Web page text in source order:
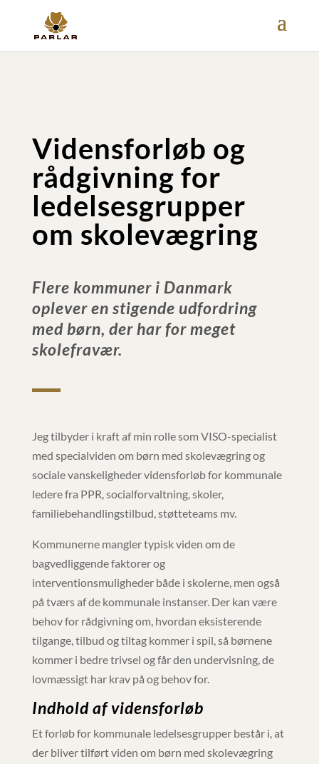
Vidensforløb og
rådgivning for
ledelsesgrupper
om skolevægring
Flere kommuner i Danmark
oplever en stigende udfordring
med børn, der har for meget
skolefravær.
Jeg tilbyder i kraft af min rolle som VISO-specialist
med specialviden om børn med skolevægring og
sociale vanskeligheder vidensforløb for kommunale
ledere fra PPR, socialforvaltning, skoler,
familiebehandlingstilbud, støtteteams mv.
Kommunerne mangler typisk viden om de
bagvedliggende faktorer og
interventionsmuligheder både i skolerne, men også
på tværs af de kommunale instanser. Der kan være
behov for rådgivning om, hvordan eksisterende
tilgange, tilbud og tiltag kommer i spil, så børnene
kommer i bedre trivsel og får den undervisning, de
lovmæssigt har krav på og behov for.
Indhold af vidensforløb
Et forløb for kommunale ledelsesgrupper består i, at
der bliver tilført viden om børn med skolevægring